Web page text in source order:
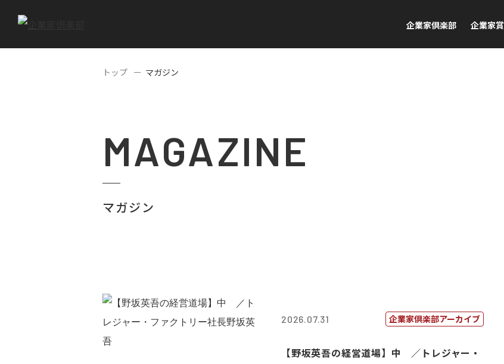
企業家倶楽部 企業家賞
トップ マガジン
MAGAZINE
マガジン
2026.07.31 企業家倶楽部アーカイブ
【野坂英吾の経営道場】中 ／トレジャー・